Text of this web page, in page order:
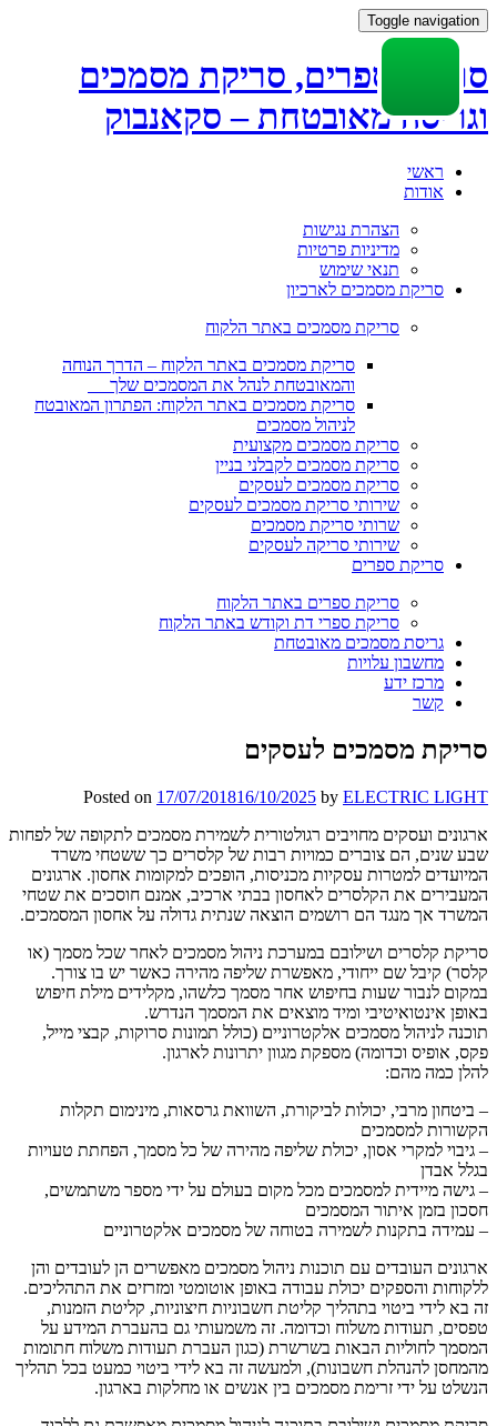
Toggle navigation
סריקת ספרים, סריקת מסמכים
וגריסה מאובטחת – סקאנבוק
Skip
ראשי
אודות
הצהרת נגישות
מדיניות פרטיות
תנאי שימוש
סריקת מסמכים לארכיון
סריקת מסמכים באתר הלקוח
סריקת מסמכים באתר הלקוח – הדרך הנוחה
והמאובטחת לנהל את המסמכים שלך
סריקת מסמכים באתר הלקוח: הפתרון המאובטח
לניהול מסמכים
סריקת מסמכים מקצועית
סריקת מסמכים לקבלני בניין
סריקת מסמכים לעסקים
שירותי סריקת מסמכים לעסקים
שרותי סריקת מסמכים
שירותי סריקה לעסקים
סריקת ספרים
סריקת ספרים באתר הלקוח
סריקת ספרי דת וקודש באתר הלקוח
גריסת מסמכים מאובטחת
מחשבון עלויות
מרכז ידע
קשר
סריקת מסמכים לעסקים
Posted on 17/07/201816/10/2025 by ELECTRIC LIGHT
ארגונים ועסקים מחויבים רגולטורית לשמירת מסמכים לתקופה של לפחות
שבע שנים, הם צוברים כמויות רבות של קלסרים כך ששטחי משרד
המיועדים למטרות עסקיות מכניסות, הופכים למקומות אחסון. ארגונים
המעבירים את הקלסרים לאחסון בבתי ארכיב, אמנם חוסכים את שטחי
המשרד אך מנגד הם רושמים הוצאה שנתית גדולה על אחסון המסמכים.
סריקת קלסרים ושילובם במערכת ניהול מסמכים לאחר שכל מסמך (או
קלסר) קיבל שם ייחודי, מאפשרת שליפה מהירה כאשר יש בו צורך.
במקום לנבור שעות בחיפוש אחר מסמך כלשהו, מקלידים מילת חיפוש
באופן אינטואיטיבי ומיד מוצאים את המסמך הנדרש.
תוכנה לניהול מסמכים אלקטרוניים (כולל תמונות סרוקות, קבצי מייל,
פקס, אופיס וכדומה) מספקת מגוון יתרונות לארגון.
להלן כמה מהם:
– ביטחון מרבי, יכולות לביקורת, השוואת גרסאות, מינימום תקלות
הקשורות למסמכים
– גיבוי למקרי אסון, יכולת שליפה מהירה של כל מסמך, הפחתת טעויות
בגלל אבדן
– גישה מיידית למסמכים מכל מקום בעולם על ידי מספר משתמשים,
חסכון בזמן איתור המסמכים
– עמידה בתקנות לשמירה בטוחה של מסמכים אלקטרוניים
ארגונים העובדים עם תוכנות ניהול מסמכים מאפשרים הן לעובדים והן
ללקוחות והספקים יכולת עבודה באופן אוטומטי ומזרזים את התהליכים.
זה בא לידי ביטוי בתהליך קליטת חשבוניות חיצוניות, קליטת הזמנות,
טפסים, תעודות משלוח וכדומה. זה משמעותי גם בהעברת המידע על
המסמך לחוליות הבאות בשרשרת (כגון העברת תעודות משלוח חתומות
מהמחסן להנהלת חשבונות), ולמעשה זה בא לידי ביטוי כמעט בכל תהליך
הנשלט על ידי זרימת מסמכים בין אנשים או מחלקות בארגון.